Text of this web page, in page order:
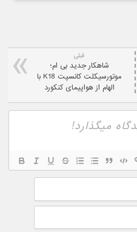
قبلی
شاهکار جدید بی ام؛
موتورسیکلت کانسپت K18 با
الهام از هواپیمای کنکورد
نام
ایمیل